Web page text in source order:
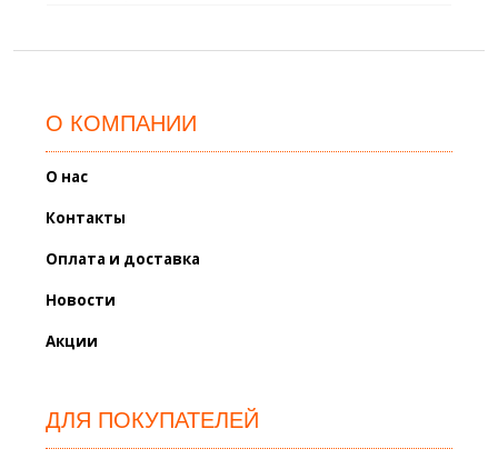
О КОМПАНИИ
О нас
Контакты
Оплата и доставка
Новости
Акции
ДЛЯ ПОКУПАТЕЛЕЙ